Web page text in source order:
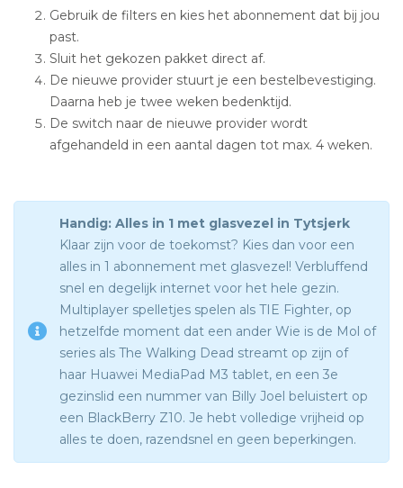
Gebruik de filters en kies het abonnement dat bij jou
past.
Sluit het gekozen pakket direct af.
De nieuwe provider stuurt je een bestelbevestiging.
Daarna heb je twee weken bedenktijd.
De switch naar de nieuwe provider wordt
afgehandeld in een aantal dagen tot max. 4 weken.
Handig: Alles in 1 met glasvezel in Tytsjerk
Klaar zijn voor de toekomst? Kies dan voor een
alles in 1 abonnement met glasvezel! Verbluffend
snel en degelijk internet voor het hele gezin.
Multiplayer spelletjes spelen als TIE Fighter, op
hetzelfde moment dat een ander Wie is de Mol of
series als The Walking Dead streamt op zijn of
haar Huawei MediaPad M3 tablet, en een 3e
gezinslid een nummer van Billy Joel beluistert op
een BlackBerry Z10. Je hebt volledige vrijheid op
alles te doen, razendsnel en geen beperkingen.